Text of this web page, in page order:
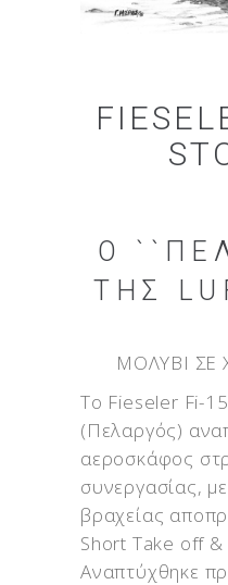
O
ΤΗΣ
ΜΟΛΥΒΙ ΣΕ
To Fieseler Fi-
(Πελαργός)
αεροσκάφος
συνεργασίας,
βραχείας
Short Take off &
Αναπτύχθηκε